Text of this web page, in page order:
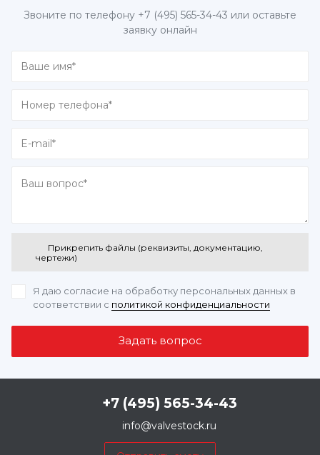
Звоните по телефону +7 (495) 565-34-43 или оставьте
заявку онлайн
Прикрепить файлы (реквизиты, документацию,
чертежи)
Я даю согласие на обработку персональных данных в
соответствии с политикой конфиденциальности
+7 (495) 565-34-43
info@valvestock.ru